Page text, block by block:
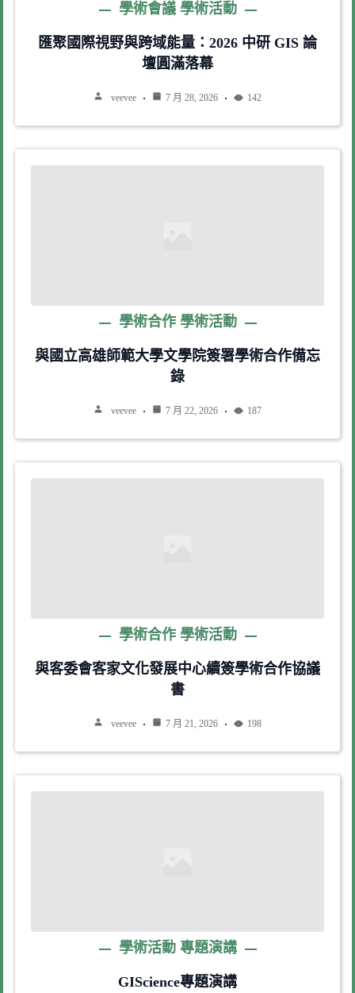
學術會議 學術活動
匯聚國際視野與跨域能量：2026 中研 GIS 論
壇圓滿落幕
veevee 7 月 28, 2026 142
學術合作 學術活動
與國立高雄師範大學文學院簽署學術合作備忘
錄
veevee 7 月 22, 2026 187
學術合作 學術活動
與客委會客家文化發展中心續簽學術合作協議
書
veevee 7 月 21, 2026 198
學術活動 專題演講
GIScience專題演講